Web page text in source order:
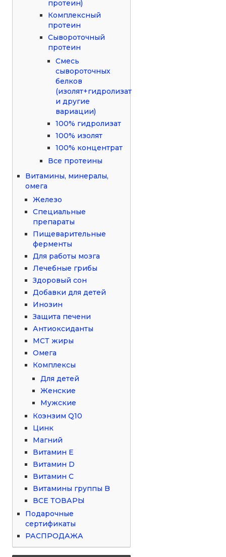
протеин)
Комплексный
протеин
Сывороточный
протеин
Смесь
сывороточных
белков
(изолят+гидролизат
и другие
вариации)
100% гидролизат
100% изолят
100% концентрат
Все протеины
Витамины, минералы,
омега
Железо
Специальные
препараты
Пищеварительные
ферменты
Для работы мозга
Лечебные грибы
Здоровый сон
Добавки для детей
Инозин
Защита печени
Антиоксиданты
МСТ жиры
Омега
Комплексы
Для детей
Женские
Мужские
Коэнзим Q10
Цинк
Магний
Витамин Е
Витамин D
Витамин С
Витамины группы B
ВСЕ ТОВАРЫ
Подарочные
сертификаты
РАСПРОДАЖА